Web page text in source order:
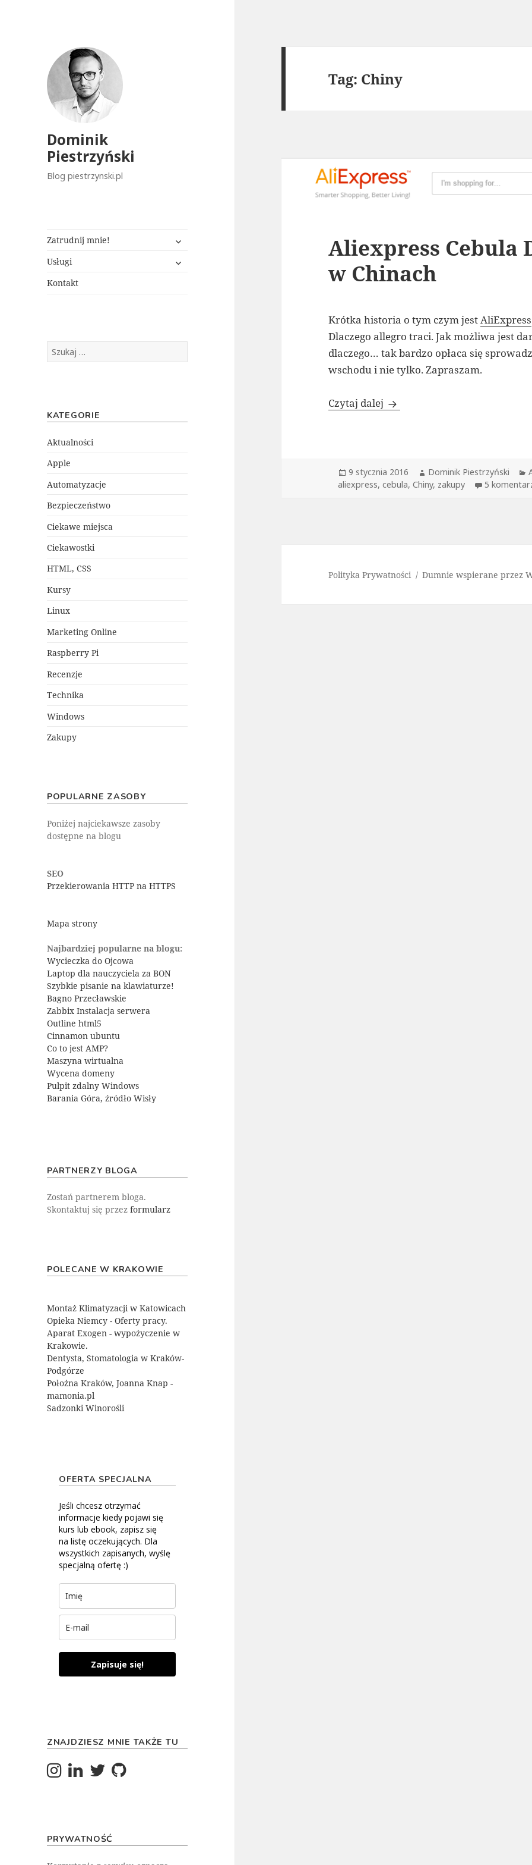
Dominik
Piestrzyński
Blog piestrzynski.pl
Zatrudnij mnie!
potomne
Usługi
Kontakt
Szukaj:
KATEGORIE
Aktualności
Apple
Automatyzacje
Bezpieczeństwo
Ciekawe miejsca
Ciekawostki
HTML, CSS
Kursy
Linux
Marketing Online
Raspberry Pi
Recenzje
Technika
Windows
Zakupy
POPULARNE ZASOBY
Poniżej najciekawsze zasoby
dostępne na blogu
SEO
Przekierowania HTTP na HTTPS
Mapa strony
Najbardziej popularne na blogu:
Wycieczka do Ojcowa
Laptop dla nauczyciela za BON
Szybkie pisanie na klawiaturze!
Bagno Przecławskie
Zabbix Instalacja serwera
Outline html5
Cinnamon ubuntu
Co to jest AMP?
Maszyna wirtualna
Wycena domeny
Pulpit zdalny Windows
Barania Góra, źródło Wisły
PARTNERZY BLOGA
Zostań partnerem bloga.
Skontaktuj się przezformularz
POLECANE W KRAKOWIE
Montaż Klimatyzacji w Katowicach
Opieka Niemcy - Oferty pracy.
Aparat Exogen - wypożyczenie w
Krakowie.
Dentysta, Stomatologia w Kraków-
Podgórze
Położna Kraków, Joanna Knap -
mamonia.pl
Sadzonki Winorośli
OFERTA SPECJALNA
Jeśli chcesz otrzymać
informacje kiedy pojawi się
kurs lub ebook, zapisz się
na listę oczekujących. Dla
wszystkich zapisanych, wyślę
specjalną ofertę :)
Zapisuje się!
ZNAJDZIESZ MNIE TAKŻE TU
PRYWATNOŚĆ
Tag: Chiny
Aliexpress Cebula
w Chinach
Krótka historia o tym czym jest AliExpress
Dlaczego allegro traci. Jak możliwa jest
dlaczego… tak bardzo opłaca się
wschodu i nie tylko. Zapraszam.
Czytaj dalej Aliexpress Cebula Deals –
Data
publikacji
9 stycznia 2016 Autor
Dominik Piestrzyński
aliexpress,cebula,Chiny, zakupy 5
Polityka Prywatności Dumnie wspierane przez